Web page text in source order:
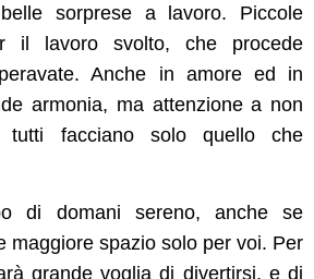
sorprese a lavoro. Piccole
il lavoro svolto, che procede
Anche in amore ed in
armonia, ma attenzione a non
tutti facciano solo quello che
di domani sereno, anche se
maggiore spazio solo per voi. Per
grande voglia di divertirsi, e di